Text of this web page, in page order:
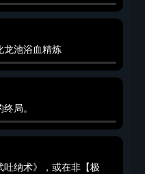
龙池浴血精炼
局。
纳术》，或在非【极